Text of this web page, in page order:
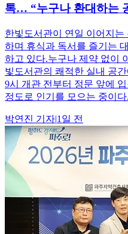
톡… “누구나 환대하는
한빛도서관이 연일 이어지는
하며 휴식과 독서를 즐기는
하고 있다.누구나 제약 없이
빛도서관의 쾌적한 실내 공
9시 개관 전부터 정문 앞에
정도로 인기를 모으는 중이
박연진 기자|1일 전